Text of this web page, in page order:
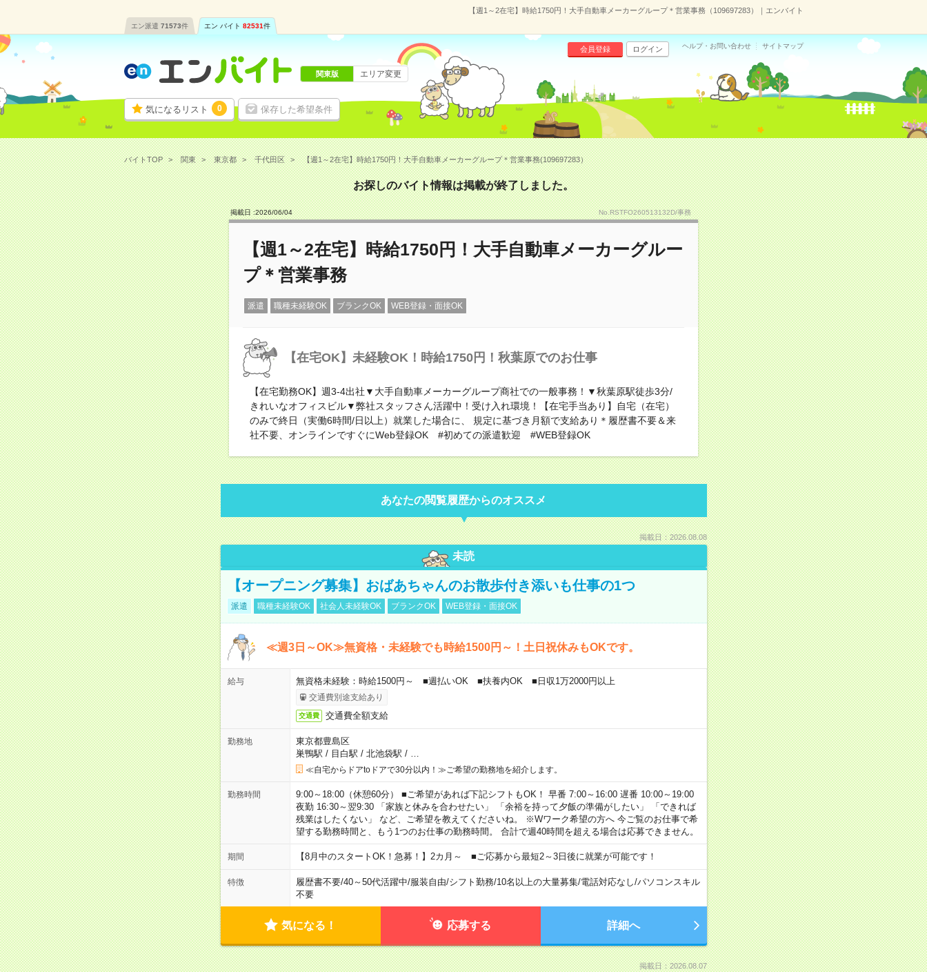
【週1～2在宅】時給1750円！大手自動車メーカーグループ＊営業事務（109697283）｜エンバイト
エン派遣 71573件 エン バイト 82531件
気になるリスト 0 保存した希望条件
会員登録 ログイン ヘルプ・お問い合わせ サイトマップ
関東版 エリア変更
バイトTOP 関東 東京都 千代田区 【週1～2在宅】時給1750円！大手自動車メーカーグループ＊営業事務(109697283）
お探しのバイト情報は掲載が終了しました。
掲載日 :2026/06/04 No.RSTFO260513132D/事務
【週1～2在宅】時給1750円！大手自動車メーカーグルー
プ＊営業事務
派遣 職種未経験OK ブランクOK WEB登録・面接OK
【在宅OK】未経験OK！時給1750円！秋葉原でのお仕事
【在宅勤務OK】週3-4出社▼大手自動車メーカーグループ商社での一般事務！▼秋葉原駅徒歩3分/
きれいなオフィスビル▼弊社スタッフさん活躍中！受け入れ環境！【在宅手当あり】自宅（在宅）
のみで終日（実働6時間/日以上）就業した場合に、 規定に基づき月額で支給あり＊履歴書不要＆来
社不要、オンラインですぐにWeb登録OK #初めての派遣歓迎 #WEB登録OK
あなたの閲覧履歴からのオススメ
掲載日：2026.08.08
未読
【オープニング募集】おばあちゃんのお散歩付き添いも仕事の1つ
派遣 職種未経験OK 社会人未経験OK ブランクOK WEB登録・面接OK
≪週3日～OK≫無資格・未経験でも時給1500円～！土日祝休みもOKです。
給与 無資格未経験：時給1500円～ ■週払いOK ■扶養内OK ■日収1万2000円以上
交通費別途支給あり
交通費 交通費全額支給
勤務地
東京都豊島区
巣鴨駅 / 目白駅 / 北池袋駅 /
≪自宅からドアtoドアで30分以内！≫ご希望の勤務地を紹介します。
勤務時間
9:00～18:00（休憩60分） ■ご希望があれば下記シフトもOK！ 早番 7:00～16:00 遅番 10:00～19:00
夜勤 16:30～翌9:30 「家族と休みを合わせたい」 「余裕を持って夕飯の準備がしたい」 「できれば
残業はしたくない」 など、ご希望を教えてくださいね。 ※Wワーク希望の方へ 今ご覧のお仕事で希
望する勤務時間と、もう1つのお仕事の勤務時間。 合計で週40時間を超える場合は応募できません。
期間 【8月中のスタートOK！急募！】2カ月～ ■ご応募から最短2～3日後に就業が可能です！
特徴 履歴書不要/40～50代活躍中/服装自由/シフト勤務/10名以上の大量募集/電話対応なし/パソコンスキル
不要
気になる！ 応募する 詳細へ
掲載日：2026.08.07